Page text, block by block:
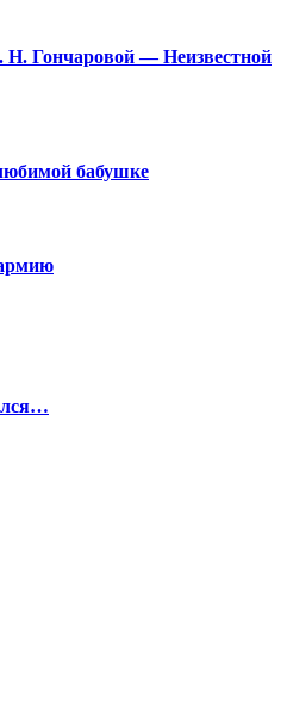
Гончаровой — Неизвестной
бабушке